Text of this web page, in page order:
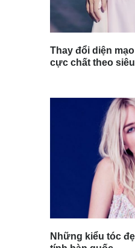
Thay đổi diện
cực chất theo
Những kiểu tóc